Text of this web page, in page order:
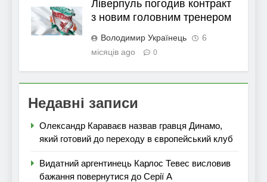
Ліверпуль погодив контракт
з новим головним тренером
Володимир Українець
6
місяців ago
0
Недавні записи
Олександр Караваєв назвав гравця Динамо,
який готовий до переходу в європейський клуб
Видатний аргентинець Карлос Тевес висловив
бажання повернутися до Серії А